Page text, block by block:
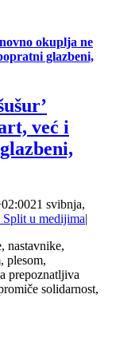
okuplja ne
glazbeni,
već i
21 svibnja,
u medijima|
nastavnike,
plesom,
prepoznatljiva
solidarnost,